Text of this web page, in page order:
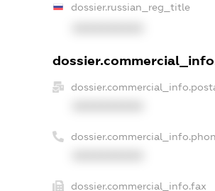
dossier.russian_reg_title
dossier.commercial_info.fax